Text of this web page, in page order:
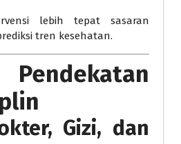
lebih tepat sasaran
tren kesehatan.
Gizi, dan